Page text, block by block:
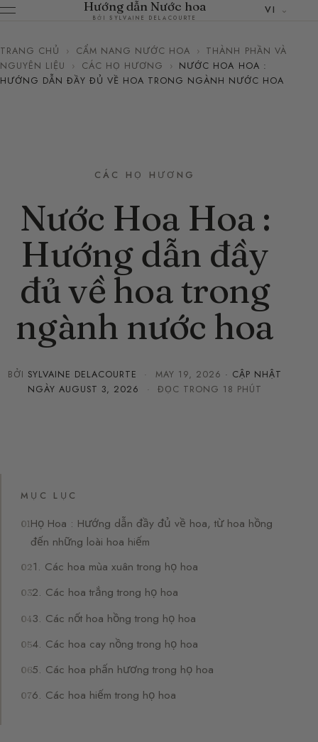
Hướng dẫn Nước hoa
BỞI SYLVAINE DELACOURTE
VI
TRANG CHỦ › CẨM NANG NƯỚC HOA › THÀNH PHẦN VÀ
NGUYÊN LIỆU
› CÁC HỌ HƯƠNG › NƯỚC HOA HOA :
HƯỚNG DẪN ĐẦY ĐỦ VỀ HOA TRONG NGÀNH NƯỚC HOA
CÁC HỌ HƯƠNG
Nước Hoa Hoa :
Hướng dẫn đầy
đủ về hoa trong
ngành nước hoa
BỞI SYLVAINE DELACOURTE · MAY 19, 2026 · CẬP NHẬT
NGÀYAUGUST 3, 2026 · ĐỌC TRONG 18 PHÚT
MỤC LỤC
Họ Hoa : Hướng dẫn đầy đủ về hoa, từ hoa hồng
đến những loài hoa hiếm
1. Các hoa mùa xuân trong họ hoa
2. Các hoa trắng trong họ hoa
3. Các nốt hoa hồng trong họ hoa
4. Các hoa cay nồng trong họ hoa
5. Các hoa phấn hương trong họ hoa
6. Các hoa hiếm trong họ hoa